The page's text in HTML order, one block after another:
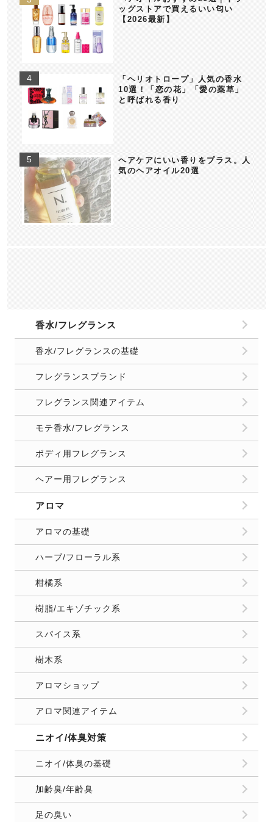
ッグストアで買えるいい匂い
【2026最新】
「ヘリオトロープ」人気の香水
10選！「恋の花」「愛の薬草」
と呼ばれる香り
ヘアケアにいい香りをプラス。人
気のヘアオイル20選
香水/フレグランス
香水/フレグランスの基礎
フレグランスブランド
フレグランス関連アイテム
モテ香水/フレグランス
ボディ用フレグランス
ヘアー用フレグランス
アロマ
アロマの基礎
ハーブ/フローラル系
柑橘系
樹脂/エキゾチック系
スパイス系
樹木系
アロマショップ
アロマ関連アイテム
ニオイ/体臭対策
ニオイ/体臭の基礎
加齢臭/年齢臭
足の臭い